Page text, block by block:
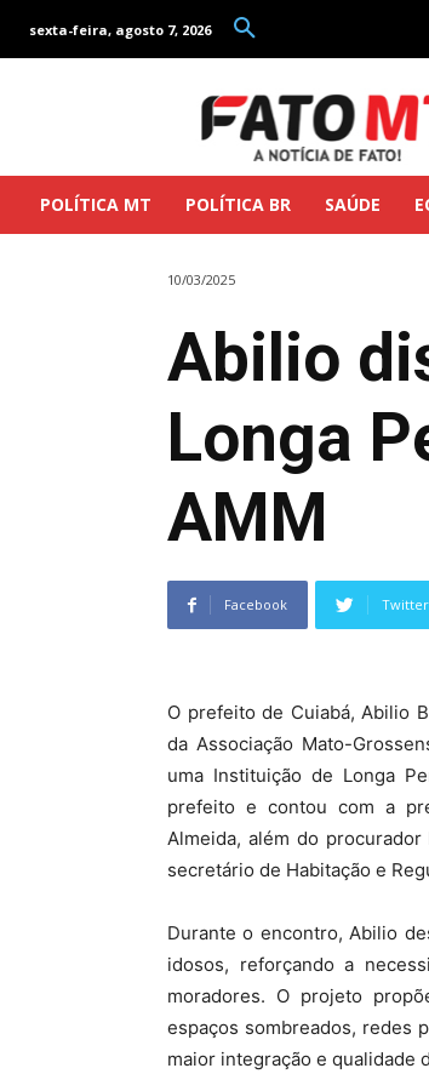
sexta-feira, agosto 7, 2026
POLÍTICA MT POLÍTICA BR SAÚDE
10/03/2025
Abilio
Longa
AMM
Facebook Twitter
O prefeito de Cuiabá, Abilio
da Associação Mato-
uma Instituição de Longa
prefeito e contou com a
Almeida, além do
secretário de Habitação e
Durante o encontro, Abilio
idosos, reforçando a
moradores. O projeto
espaços sombreados, redes
maior integração e qualidade